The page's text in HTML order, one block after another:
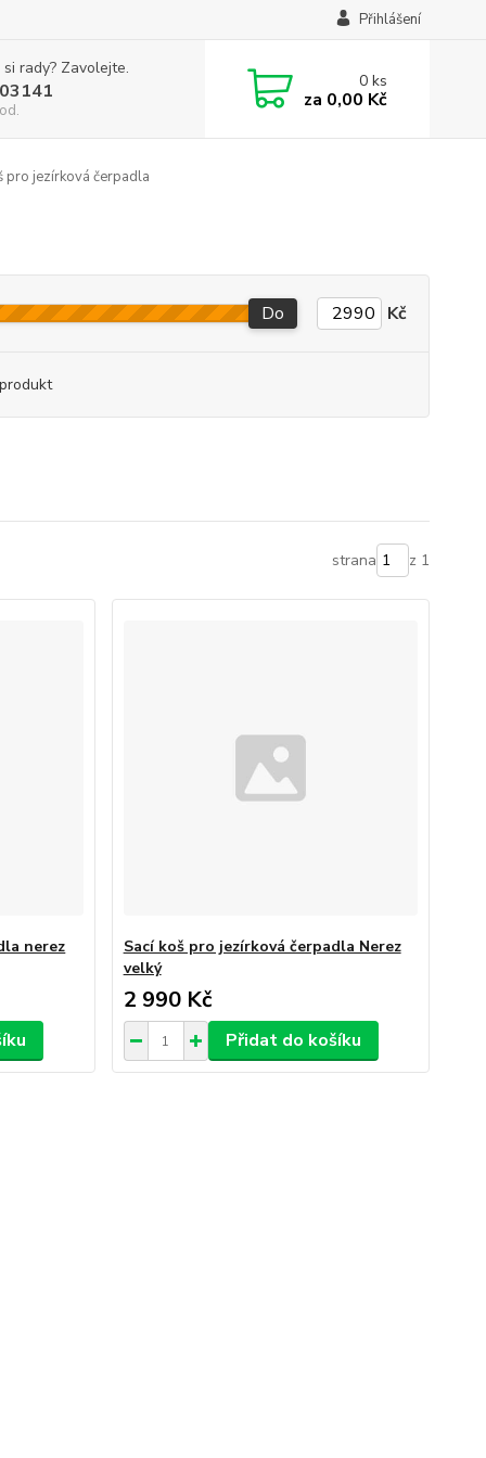
Přihlášení
rady? Zavolejte.
0ks
za 0,00 Kč
pro jezírková čerpadla
Do Kč
strana z 1
nerez
Sací koš pro jezírková čerpadla Nerez
velký
2 990 Kč
Přidat do košíku